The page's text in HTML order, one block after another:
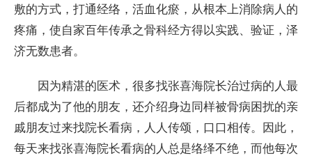
敷的方式，打通经络，活血化瘀，从根本上消除病人的
疼痛，使自家百年传承之骨科经方得以实践、验证，泽
济无数患者。
因为精湛的医术，很多找张喜海院长治过病的人最
后都成为了他的朋友，还介绍身边同样被骨病困扰的亲
戚朋友过来找院长看病，人人传颂，口口相传。因此，
每天来找张喜海院长看病的人总是络绎不绝，而他每次